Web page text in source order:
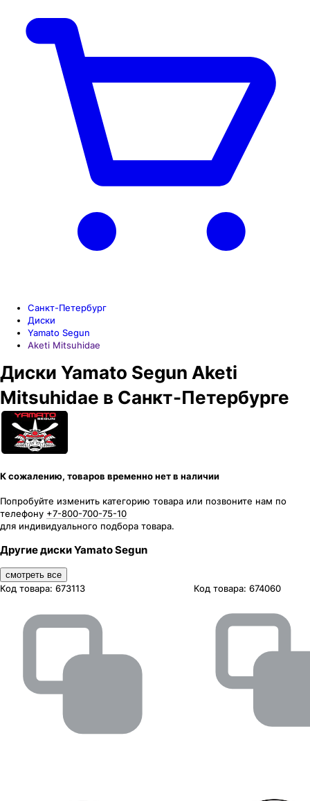
Санкт-Петербург
Диски
Yamato Segun
Aketi Mitsuhidae
Диски Yamato Segun Aketi
Mitsuhidae в Санкт-Петербурге
К сожалению, товаров временно нет в наличии
Попробуйте изменить категорию товара или позвоните нам по
телефону +7-800-700-75-10
для индивидуального подбора товара.
Другие диски Yamato Segun
смотреть все
Код товара: 673113 Код товара: 674060